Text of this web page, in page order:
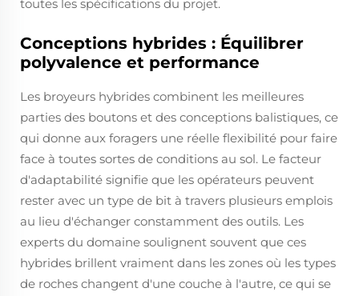
toutes les spécifications du projet.
Conceptions hybrides : Équilibrer
polyvalence et performance
Les broyeurs hybrides combinent les meilleures
parties des boutons et des conceptions balistiques, ce
qui donne aux foragers une réelle flexibilité pour faire
face à toutes sortes de conditions au sol. Le facteur
d'adaptabilité signifie que les opérateurs peuvent
rester avec un type de bit à travers plusieurs emplois
au lieu d'échanger constamment des outils. Les
experts du domaine soulignent souvent que ces
hybrides brillent vraiment dans les zones où les types
de roches changent d'une couche à l'autre, ce qui se